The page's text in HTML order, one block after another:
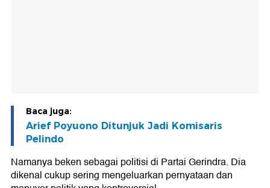
Baca juga:
Arief Poyuono Ditunjuk Jadi Komisaris
Pelindo
Namanya beken sebagai politisi di Partai Gerindra. Dia
dikenal cukup sering mengeluarkan pernyataan dan